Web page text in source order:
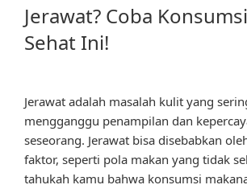
Jerawat? Coba
Sehat Ini!
Jerawat adalah masalah kulit yang
mengganggu penampilan dan
seseorang. Jerawat bisa disebabkan
faktor, seperti pola makan yang tidak
tahukah kamu bahwa konsumsi